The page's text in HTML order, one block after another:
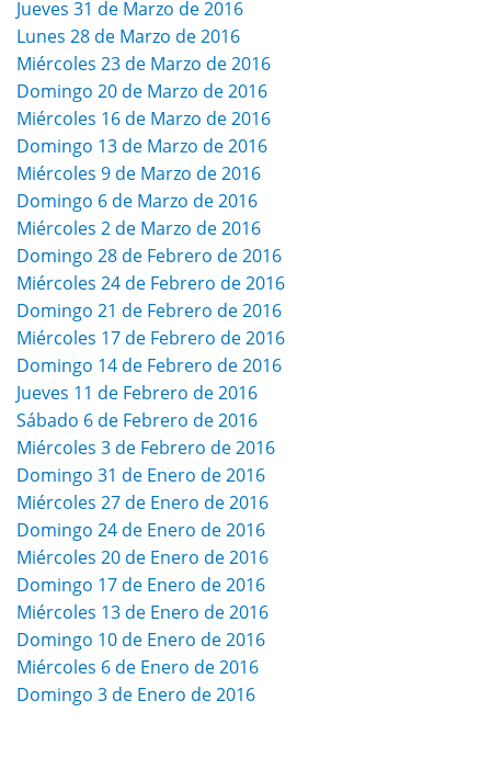
Jueves 31 de Marzo de 2016
Lunes 28 de Marzo de 2016
Miércoles 23 de Marzo de 2016
Domingo 20 de Marzo de 2016
Miércoles 16 de Marzo de 2016
Domingo 13 de Marzo de 2016
Miércoles 9 de Marzo de 2016
Domingo 6 de Marzo de 2016
Miércoles 2 de Marzo de 2016
Domingo 28 de Febrero de 2016
Miércoles 24 de Febrero de 2016
Domingo 21 de Febrero de 2016
Miércoles 17 de Febrero de 2016
Domingo 14 de Febrero de 2016
Jueves 11 de Febrero de 2016
Sábado 6 de Febrero de 2016
Miércoles 3 de Febrero de 2016
Domingo 31 de Enero de 2016
Miércoles 27 de Enero de 2016
Domingo 24 de Enero de 2016
Miércoles 20 de Enero de 2016
Domingo 17 de Enero de 2016
Miércoles 13 de Enero de 2016
Domingo 10 de Enero de 2016
Miércoles 6 de Enero de 2016
Domingo 3 de Enero de 2016